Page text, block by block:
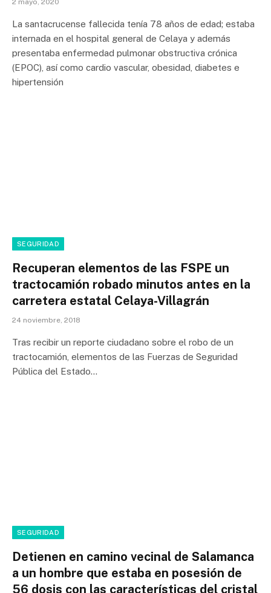
2 mayo, 2020
La santacrucense fallecida tenía 78 años de edad; estaba
internada en el hospital general de Celaya y además
presentaba enfermedad pulmonar obstructiva crónica
(EPOC), así como cardio vascular, obesidad, diabetes e
hipertensión
SEGURIDAD
Recuperan elementos de las FSPE un
tractocamión robado minutos antes en la
carretera estatal Celaya-Villagrán
24 noviembre, 2018
Tras recibir un reporte ciudadano sobre el robo de un
tractocamión, elementos de las Fuerzas de Seguridad
Pública del Estado…
SEGURIDAD
Detienen en camino vecinal de Salamanca
a un hombre que estaba en posesión de
56 dosis con las características del cristal